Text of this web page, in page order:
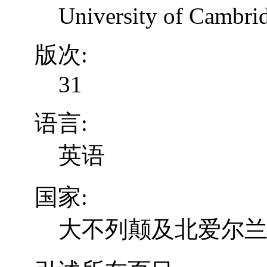
University of
版次:
31
语言:
英语
国家:
大不列颠及北爱尔